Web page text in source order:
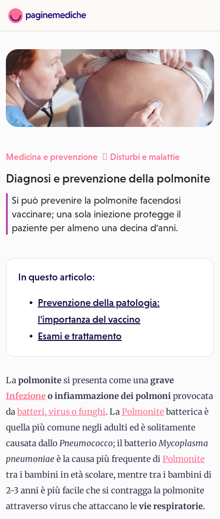
Medicina e prevenzione Disturbi e malattie
Diagnosi e prevenzione della polmonite
Si può prevenire la polmonite facendosi
vaccinare; una sola iniezione protegge il
paziente per almeno una decina d'anni.
In questo articolo:
Prevenzione della patologia:
l'importanza del vaccino
Esami e trattamento
Lapolmonitesi presenta come unagrave
Infezioneo infiammazione dei polmoniprovocata
dabatteri, virus o funghi. LaPolmonitebatterica è
quella più comune negli adulti ed è solitamente
causata dalloPneumococco; il batterioMycoplasma
pneumoniae è la causa più frequente di Polmonite
tra i bambini in età scolare, mentre tra i bambini di
2-3 anni è più facile che si contragga la polmonite
attraverso virus che attaccano levie respiratorie.